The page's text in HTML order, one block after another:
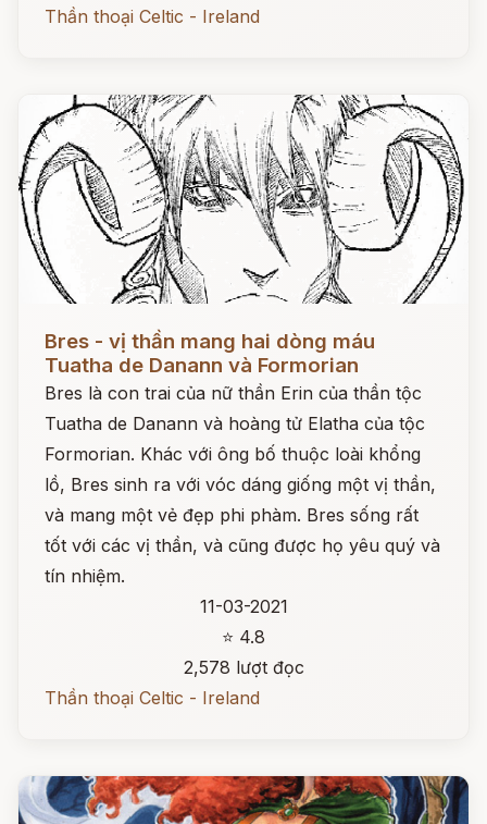
Thần thoại Celtic - Ireland
Bres - vị thần mang hai dòng máu
Tuatha de Danann và Formorian
Bres là con trai của nữ thần Erin của thần tộc
Tuatha de Danann và hoàng tử Elatha của tộc
Formorian. Khác với ông bố thuộc loài khổng
lồ, Bres sinh ra với vóc dáng giống một vị thần,
và mang một vẻ đẹp phi phàm. Bres sống rất
tốt với các vị thần, và cũng được họ yêu quý và
tín nhiệm.
11-03-2021
⭐ 4.8
2,578 lượt đọc
Thần thoại Celtic - Ireland